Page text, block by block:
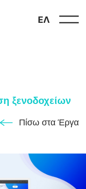
ΕΛ
ξενοδοχείων
Πίσω στα Έργα